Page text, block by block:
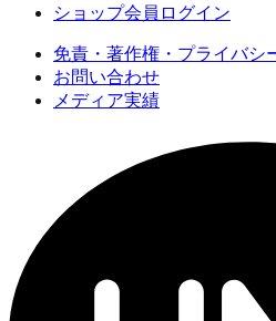
ショップ会員ログイン
免責・著作権・プライバシ
お問い合わせ
メディア実績